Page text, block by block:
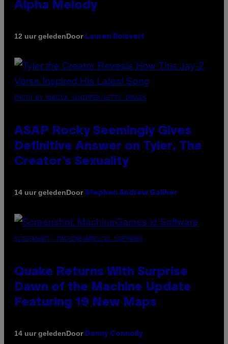
Alpha Melody
12 uur geledenDoor Lauren Boisvert
PHOTO BY MONICA SCHIPPER/GETTY IMAGES
ASAP Rocky Seemingly Gives
Definitive Answer on Tyler, The
Creator’s Sexuality
14 uur geledenDoor Stephen Andrew Galiher
SCREENSHOT: MACHINEGAMES/ID SOFTWARE
Quake Returns With Surprise
Dawn of the Machine Update
Featuring 19 New Maps
14 uur geledenDoor Denny Connolly